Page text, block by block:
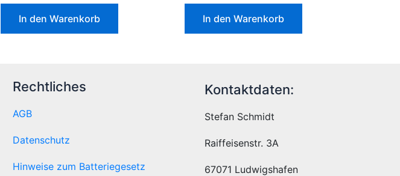
In den Warenkorb In den Warenkorb
Rechtliches
AGB
Datenschutz
Hinweise zum Batteriegesetz
Kontaktdaten:
Stefan Schmidt
Raiffeisenstr. 3A
67071 Ludwigshafen